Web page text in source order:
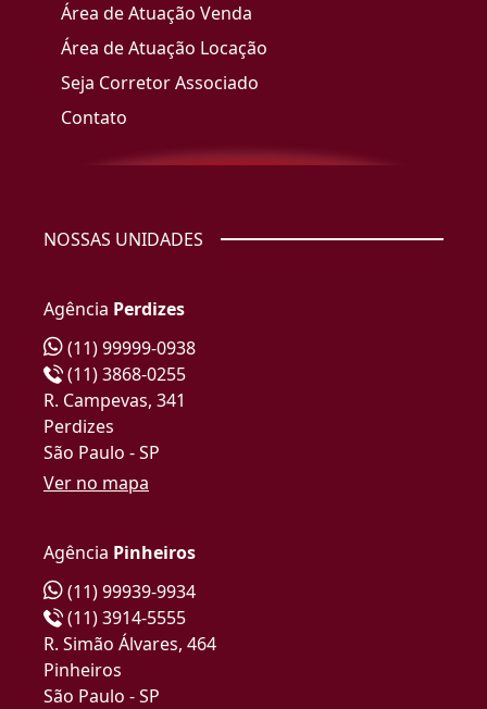
Área de Atuação Venda
Área de Atuação Locação
Seja Corretor Associado
Contato
NOSSAS UNIDADES
Agência Perdizes
(11) 99999-0938
(11) 3868-0255
R. Campevas, 341
Perdizes
São Paulo - SP
Ver no mapa
Agência Pinheiros
(11) 99939-9934
(11) 3914-5555
R. Simão Álvares, 464
Pinheiros
São Paulo - SP